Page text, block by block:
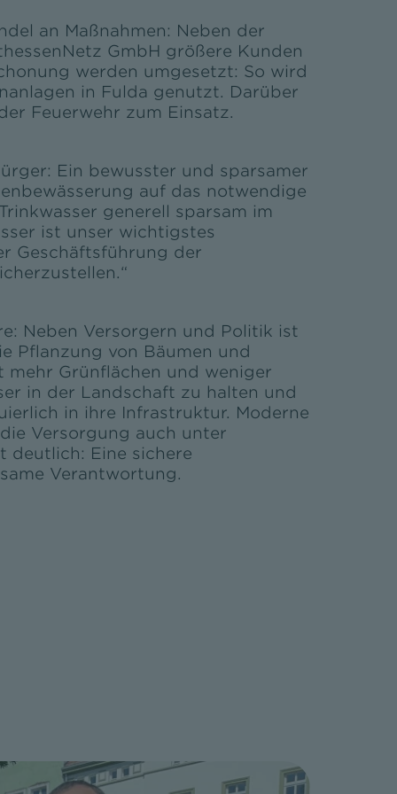
an Maßnahmen: Neben der
GmbH größere Kunden
werden umgesetzt: So wird
in Fulda genutzt. Darüber
Feuerwehr zum Einsatz.
Ein bewusster und sparsamer
auf das notwendige
generell sparsam im
ist unser wichtigstes
Geschäftsführung der
Neben Versorgern und Politik ist
Pflanzung von Bäumen und
mehr Grünflächen und weniger
in der Landschaft zu halten und
in ihre Infrastruktur. Moderne
Versorgung auch unter
deutlich: Eine sichere
Verantwortung.